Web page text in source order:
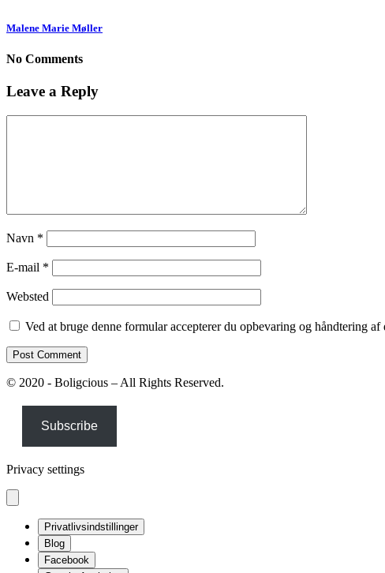
Malene Marie Møller
No Comments
Leave a Reply
Navn *
E-mail *
Websted
Ved at bruge denne formular accepterer du opbevaring og håndtering af
© 2020 - Boligcious – All Rights Reserved.
Subscribe
Privacy settings
Privatlivsindstillinger
Blog
Facebook